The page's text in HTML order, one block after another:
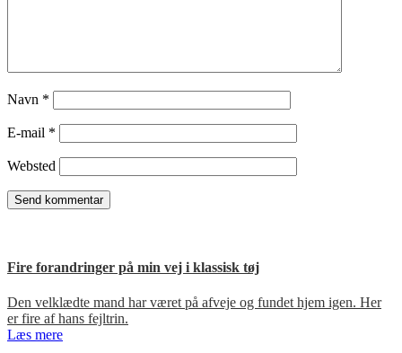
Navn *
E-mail *
Websted
Fire forandringer på min vej i klassisk tøj
Den velklædte mand har været på afveje og fundet hjem igen. Her
er fire af hans fejltrin.
Læs mere